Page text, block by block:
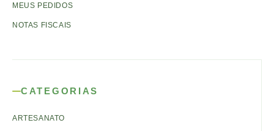
MEUS PEDIDOS
NOTAS FISCAIS
CATEGORIAS
ARTESANATO